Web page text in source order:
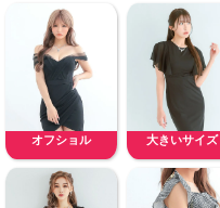
オフショル 大きいサイズ